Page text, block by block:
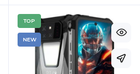
TOP
NEW